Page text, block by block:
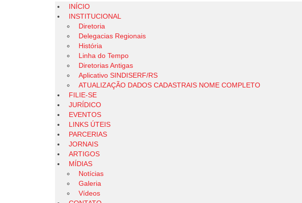
INÍCIO
INSTITUCIONAL
Diretoria
Delegacias Regionais
História
Linha do Tempo
Diretorias Antigas
Aplicativo SINDISERF/RS
ATUALIZAÇÃO DADOS CADASTRAIS NOME COMPLETO
FILIE-SE
JURÍDICO
EVENTOS
LINKS ÚTEIS
PARCERIAS
JORNAIS
ARTIGOS
MÍDIAS
Notícias
Galeria
Vídeos